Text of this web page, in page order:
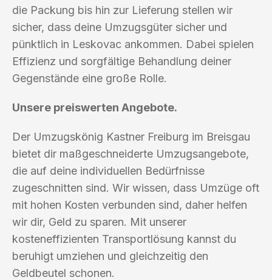
die Packung bis hin zur Lieferung stellen wir
sicher, dass deine Umzugsgüter sicher und
pünktlich in Leskovac ankommen. Dabei spielen
Effizienz und sorgfältige Behandlung deiner
Gegenstände eine große Rolle.
Unsere preiswerten Angebote.
Der Umzugskönig Kastner Freiburg im Breisgau
bietet dir maßgeschneiderte Umzugsangebote,
die auf deine individuellen Bedürfnisse
zugeschnitten sind. Wir wissen, dass Umzüge oft
mit hohen Kosten verbunden sind, daher helfen
wir dir, Geld zu sparen. Mit unserer
kosteneffizienten Transportlösung kannst du
beruhigt umziehen und gleichzeitig den
Geldbeutel schonen.